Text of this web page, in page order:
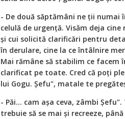
- De două săptămâni ne ții numai
celulă de urgență. Visăm deja
și cui solicită clarificări pentru
în derulare, cine la ce întâlnire
Mai rămâne să stabilim ce facem
clarificat pe toate. Cred că poți
lui Gogu. Șefu", matale te
- Păi... cam așa ceva, zâmbi
trebuie să se mai și recreeze,